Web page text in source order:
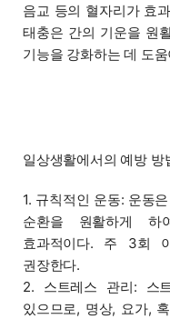
음교 등의 혈자리가 효
태충은 간의 기운을 원
기능을 강화하는 데 도
일상생활에서의 예방 방
1. 규칙적인 운동: 운동
순환을 원활하게
효과적이다. 주 3회
권장한다.
2. 스트레스 관리: 스
있으므로, 명상, 요가,